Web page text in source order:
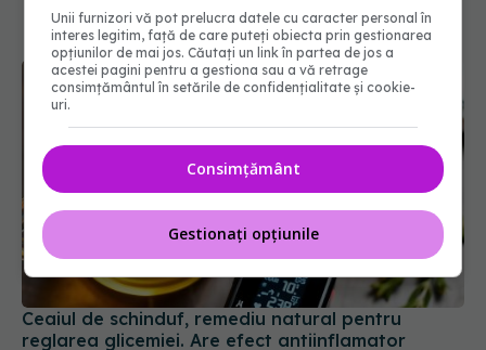
Ceaiul de schinduf, remediu natural pentru
reglarea glicemiei. Are efect antiinflamator
Unii furnizori vă pot prelucra datele cu caracter personal în
interes legitim, față de care puteți obiecta prin gestionarea
opțiunilor de mai jos. Căutați un link în partea de jos a
acestei pagini pentru a gestiona sau a vă retrage
consimțământul în setările de confidențialitate și cookie-
uri.
Consimțământ
Gestionați opțiunile